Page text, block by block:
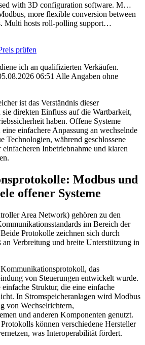
with 3D configuration software. M…
more flexible conversion between
Multi hosts roll-polling support…
prüfen
ich an qualifizierten Verkäufen.
06:51 Alle Angaben ohne
ist das Verständnis dieser
direkten Einfluss auf die Wartbarkeit,
haben. Offene Systeme
einfachere Anpassung an wechselnde
Technologien, während geschlossene
Inbetriebnahme und klaren
Modbus und
offener Systeme
Area Network) gehören zu den
im Bereich der
Protokolle zeichnen sich durch
an Verbreitung und breite Unterstützung in
das
von Steuerungen entwickelt wurde.
Struktur, die eine einfache
In Stromspeicheranlagen wird Modbus
von Wechselrichtern,
und anderen Komponenten genutzt.
können verschiedene Hersteller
was Interoperabilität fördert.